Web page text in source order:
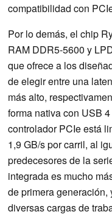
compatibilidad con
Por lo demás, el chip
RAM DDR5-5600 y
que ofrece a los
de elegir entre una
más alto,
forma nativa con USB
controlador PCIe está
1,9 GB/s por carril, al
predecesores de la
integrada es mucho
de primera generación,
diversas cargas de